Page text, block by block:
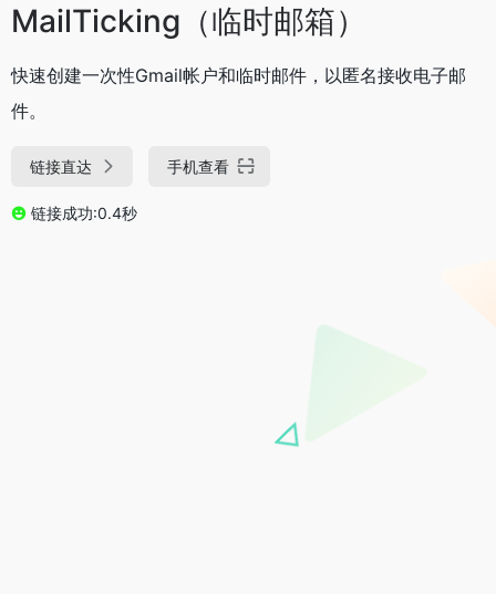
MailTicking（临时邮箱）
快速创建一次性Gmail帐户和临时邮件，以匿名接收电子邮
件。
链接直达 手机查看
链接成功:0.4秒